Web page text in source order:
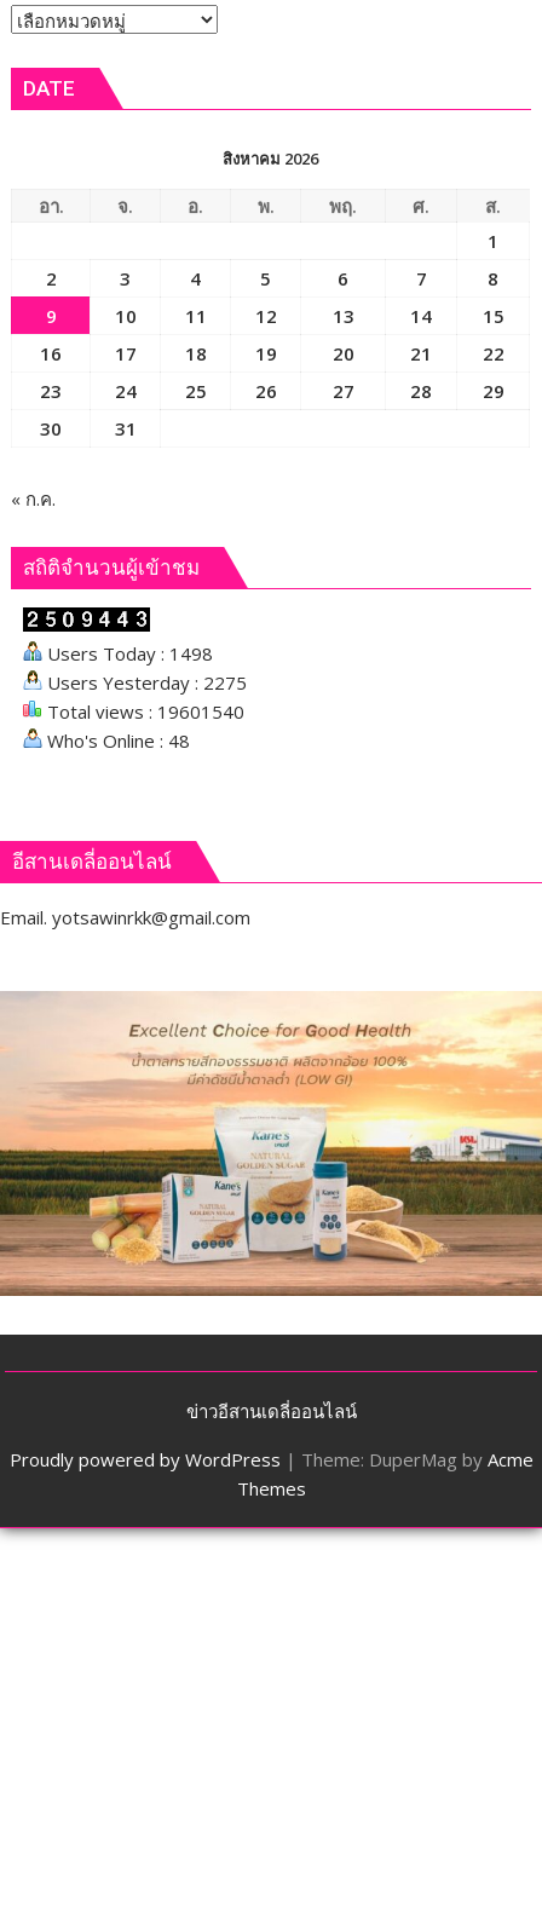
ราช
กุศล
หัวข้อ
DATE
สิงหาคม 2026
อา. จ. อ. พ. พฤ. ศ.
ส.
1
2
3 4 5 6 7
8
9
10 11 12 13 14
15
16
17 18 19 20 21
22
23
24 25 26 27 28
29
30
31
« ก.ค.
สถิติจำนวนผู้เข้าชม
Users Today : 1498
Users Yesterday : 2275
Total views : 19601540
Who's Online : 48
อีสานเดลี่ออนไลน์
Email. yotsawinrkk@gmail.com
ข่าวอีสานเดลี่ออนไลน์
Proudly powered by WordPress | Theme: DuperMag by Acme
Themes